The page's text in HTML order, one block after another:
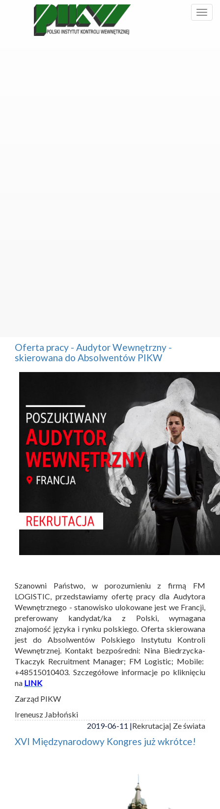
Oferta pracy - Audytor Wewnętrzny -
skierowana do Absolwentów PIKW
Szanowni Państwo, w porozumieniu z firmą FM
LOGISTIC, przedstawiamy ofertę pracy dla Audytora
Wewnętrznego - stanowisko ulokowane jest we Francji,
preferowany kandydat/ka z Polski, wymagana
znajomość języka i rynku polskiego. Oferta skierowana
jest do Absolwentów Polskiego Instytutu Kontroli
Wewnętrznej. Kontakt bezpośredni: Nina Biedrzycka-
Tkaczyk Recruitment Manager; FM Logistic; Mobile:
+48515010403. Szczegółowe informacje po kliknięciu
na LINK
Zarząd PIKW
Ireneusz Jabłoński
2019-06-11 |Rekrutacja| Ze świata
XVI Międzynarodowy Kongres już wkrótce!